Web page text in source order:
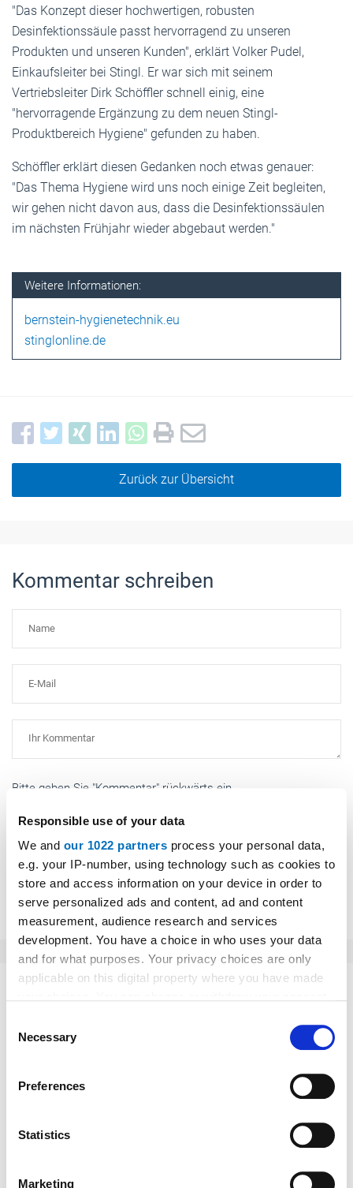
Responsible use of your data
We and our 1022 partners process your personal data,
e.g. your IP-number, using technology such as cookies to
store and access information on your device in order to
serve personalized ads and content, ad and content
measurement, audience research and services
development. You have a choice in who uses your data
and for what purposes. Your privacy choices are only
applicable on this digital property where you have made
the Privacy trigger icon.
Collect information about your geographical location
Identify your device by actively scanning it for
Find out more about how your personal data is processed
Selection
Necessary
Preferences
Statistics
Marketing
"Das Konzept dieser hochwertigen, robusten
Desinfektionssäule passt hervorragend zu unseren
Produkten und unseren Kunden", erklärt Volker Pudel,
Einkaufsleiter bei Stingl. Er war sich mit seinem
Vertriebsleiter Dirk Schöffler schnell einig, eine
"hervorragende Ergänzung zu dem neuen Stingl-
Produktbereich Hygiene" gefunden zu haben.
Schöffler erklärt diesen Gedanken noch etwas genauer:
"Das Thema Hygiene wird uns noch einige Zeit begleiten,
wir gehen nicht davon aus, dass die Desinfektionssäulen
im nächsten Frühjahr wieder abgebaut werden."
Weitere Informationen:
bernstein-hygienetechnik.eu
stinglonline.de
Zurück zur Übersicht
Kommentar schreiben
Bitte geben Sie "Kommentar" rückwärts ein.
Absenden